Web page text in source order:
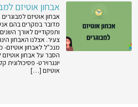
אבחון אוטיזם
אבחון אוטיזם
מדובר במקרים בהם
ותפקודיים לאורך
צעיר. אצלנו האבחון
מנכ"ל לאבחון אוטיזם-
הסבר על אבחון
יונגרוירט-
אוטיזם […]